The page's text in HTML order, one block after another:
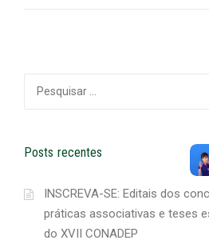
por:
Posts recentes
INSCREVA-SE: Editais dos
práticas associativas e teses
do XVII CONADEP